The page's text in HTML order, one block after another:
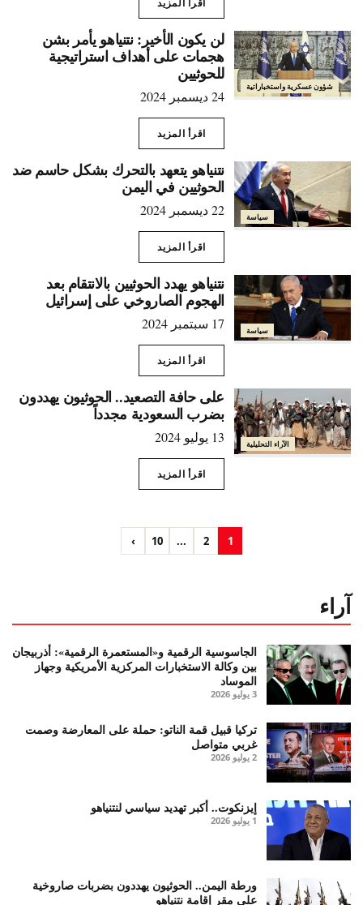
اقرأ المزيد
شؤون عسكرية واستخباراتية
لن يكون الأخير: نتنياهو يأمر بشن
هجمات على أهداف استراتيجية
للحوثيين
24 ديسمبر 2024
اقرأ المزيد
سياسة
نتنياهو يتعهد بالتحرك بشكل حاسم ضد
الحوثيين في اليمن
22 ديسمبر 2024
اقرأ المزيد
سياسة
نتنياهو يهدد الحوثيين بالانتقام بعد
الهجوم الصاروخي على إسرائيل
17 سبتمبر 2024
اقرأ المزيد
الآراء التحليلية
على حافة التصعيد.. الحوثيون يهددون
بضرب السعودية مجدداً
13 يوليو 2024
اقرأ المزيد
1
2
...
10
›
آراء
الجاسوسية الرقمية و«المستعمرة الرقمية»: أذربيجان
بين وكالة الاستخبارات المركزية الأمريكية وجهاز
الموساد
3 يوليو 2026
تركيا قبيل قمة الناتو: حملة على المعارضة وصمت
غربي متواصل
2 يوليو 2026
إيزنكوت.. أكبر تهديد سياسي لنتنياهو
1 يوليو 2026
ورطة اليمن.. الحوثيون يهددون بضربات صاروخية
على مقر إقامة نتنياهو